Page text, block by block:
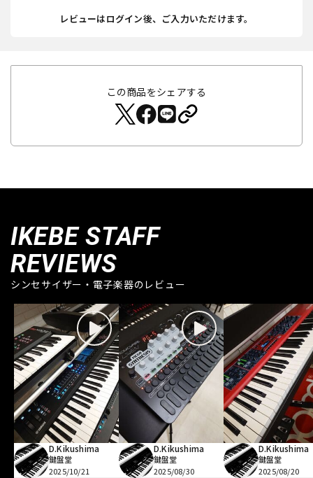
レビューはログイン後、ご入力いただけます。
この商品をシェアする
IKEBE STAFF
REVIEWS
シンセサイザー・電子楽器のレビュー
D.Kikushima
鍵盤堂
2025/10/21
D.Kikushima
鍵盤堂
2025/08/30
D.Kikushima
鍵盤堂
2025/08/20